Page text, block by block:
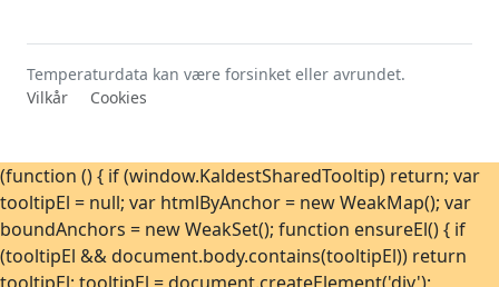
Temperaturdata kan være forsinket eller avrundet.
Vilkår
Cookies
(function () { if (window.KaldestSharedTooltip) return; var
tooltipEl = null; var htmlByAnchor = new WeakMap(); var
boundAnchors = new WeakSet(); function ensureEl() { if
(tooltipEl && document.body.contains(tooltipEl)) return